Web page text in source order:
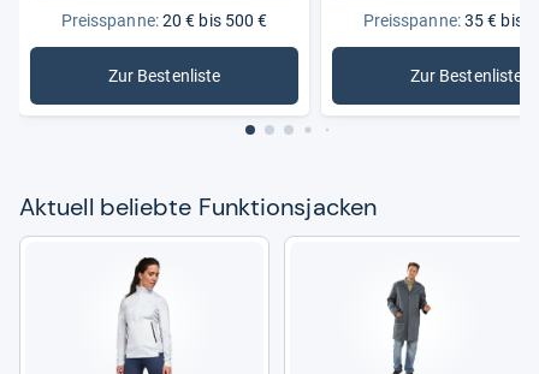
Preisspanne:20 € bis 500 €
Zur Bestenliste: Funktionsjacken
Preisspanne:35 € bis
Zur Bestenliste
: Damen-
Aktu­ell beliebte Funk­ti­ons­ja­cken